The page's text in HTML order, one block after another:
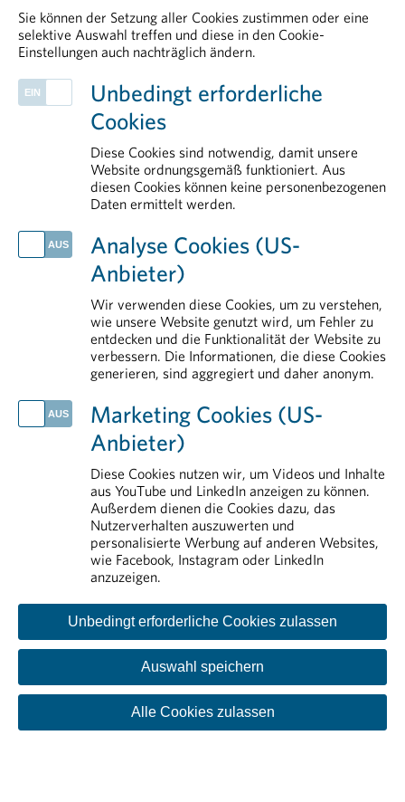
Herstellung & Qualitätssicherung
Rare Diseases
PHARMIG-Verhaltenscodex
Mitgliedsunternehmen
Patient Advocacy
Medikamente kosten nicht nur, sondern schaffen vor allem Nutzen
PHARMIG info 1 2026
PHARMIG Facts & Figures 2026
Zollpolitik gefährdet Medikamentenversorgung und Standort
IM DETAIL
Aus- und Weiterbildung
Erstattung von Arzneimitteln
Transparenz
Forschung & Entwicklung
Rund um die Pharmaindustrie
Impressum
Disclaimer
Datenschutzinformation
Cookie-Einstellungen
Sie können der Setzung aller Cookies zustimmen oder eine
selektive Auswahl treffen und diese in den Cookie-
Einstellungen auch nachträglich ändern.
Unbedingt erforderliche
Cookies
Diese Cookies sind notwendig, damit unsere
Website ordnungsgemäß funktioniert. Aus
diesen Cookies können keine personenbezogenen
Daten ermittelt werden.
Analyse Cookies (US-
Anbieter)
Wir verwenden diese Cookies, um zu verstehen,
wie unsere Website genutzt wird, um Fehler zu
entdecken und die Funktionalität der Website zu
verbessern. Die Informationen, die diese Cookies
generieren, sind aggregiert und daher anonym.
Marketing Cookies (US-
Anbieter)
Diese Cookies nutzen wir, um Videos und Inhalte
aus YouTube und LinkedIn anzeigen zu können.
Außerdem dienen die Cookies dazu, das
Nutzerverhalten auszuwerten und
personalisierte Werbung auf anderen Websites,
wie Facebook, Instagram oder LinkedIn
anzuzeigen.
Unbedingt erforderliche Cookies zulassen
Auswahl speichern
Alle Cookies zulassen